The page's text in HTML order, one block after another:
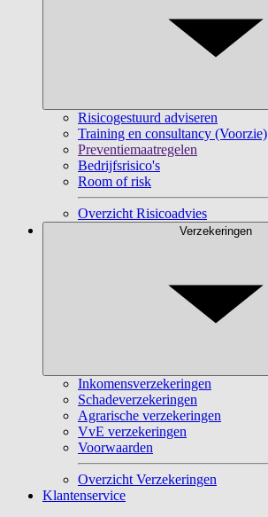
Risicogestuurd adviseren
Training en consultancy (Voorzie)
Preventiemaatregelen
Bedrijfsrisico's
Room of risk
Overzicht Risicoadvies
Verzekeringen
Inkomensverzekeringen
Schadeverzekeringen
Agrarische verzekeringen
VvE verzekeringen
Voorwaarden
Overzicht Verzekeringen
Klantenservice